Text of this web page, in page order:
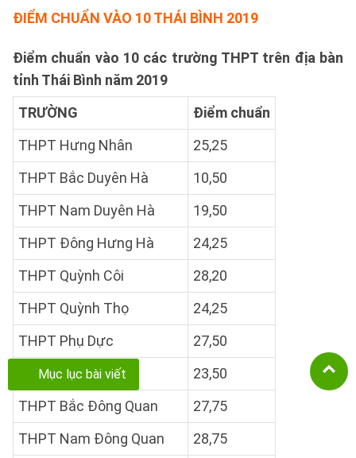
Mục lục bài viết
ĐIỂM CHUẨN VÀO 10 THÁI BÌNH 2019
Điểm chuẩn vào 10 các trường THPT trên địa bàn
tỉnh Thái Bình năm 2019
TRƯỜNG
Điểm chuẩn
THPT Hưng Nhân
25,25
THPT Bắc Duyên Hà
10,50
THPT Nam Duyên Hà
19,50
THPT Đông Hưng Hà
24,25
THPT Quỳnh Côi
28,20
THPT Quỳnh Thọ
24,25
THPT Phụ Dực
27,50
THPT Tiên Hưng
23,50
THPT Bắc Đông Quan
27,75
THPT Nam Đông Quan
28,75